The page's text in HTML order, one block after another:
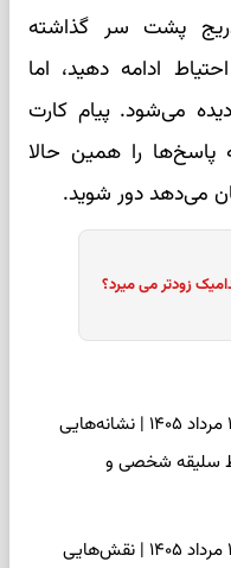
پشت سر گذاشته
ادامه دهید، اما
می‌شود. پیام کارت
را همین حالا
می‌دهد دور شوید.
زودتر می میرد؟
فال اسم امروز جمعه ۱۶ مرداد ۱۴۰۵ | نشانه‌هایی
سلیقه شخصی و
فال چای امروز جمعه ۱۶ مرداد ۱۴۰۵ | نقش‌هایی